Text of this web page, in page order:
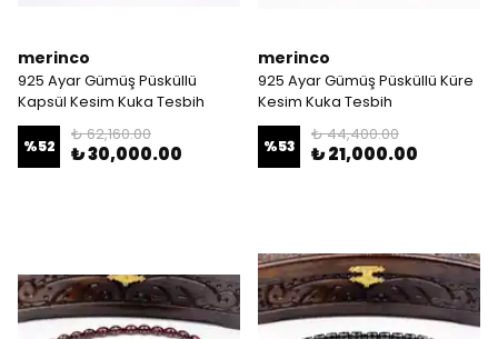
merinco
925 Ayar Gümüş Püsküllü
Kapsül Kesim Kuka Tesbih
%52
₺ 62,160.00
₺ 30,000.00
merinco
925 Ayar Gümüş Püsküllü Küre
Kesim Kuka Tesbih
%53
₺ 44,400.00
₺ 21,000.00